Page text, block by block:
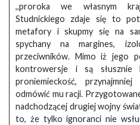
,,proroka we własnym
Studnickiego zdaje się to
metafory i skupmy się na
spychany na margines,
przeciwników. Mimo iż jego
kontrowersje i są słusznie
proniemieckość,
odmówić mu racji.
nadchodzącej drugiej wojny
to, że tylko ignoranci nie